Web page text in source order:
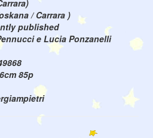
/ Carrara )
published
e Lucia Ponzanelli
85p